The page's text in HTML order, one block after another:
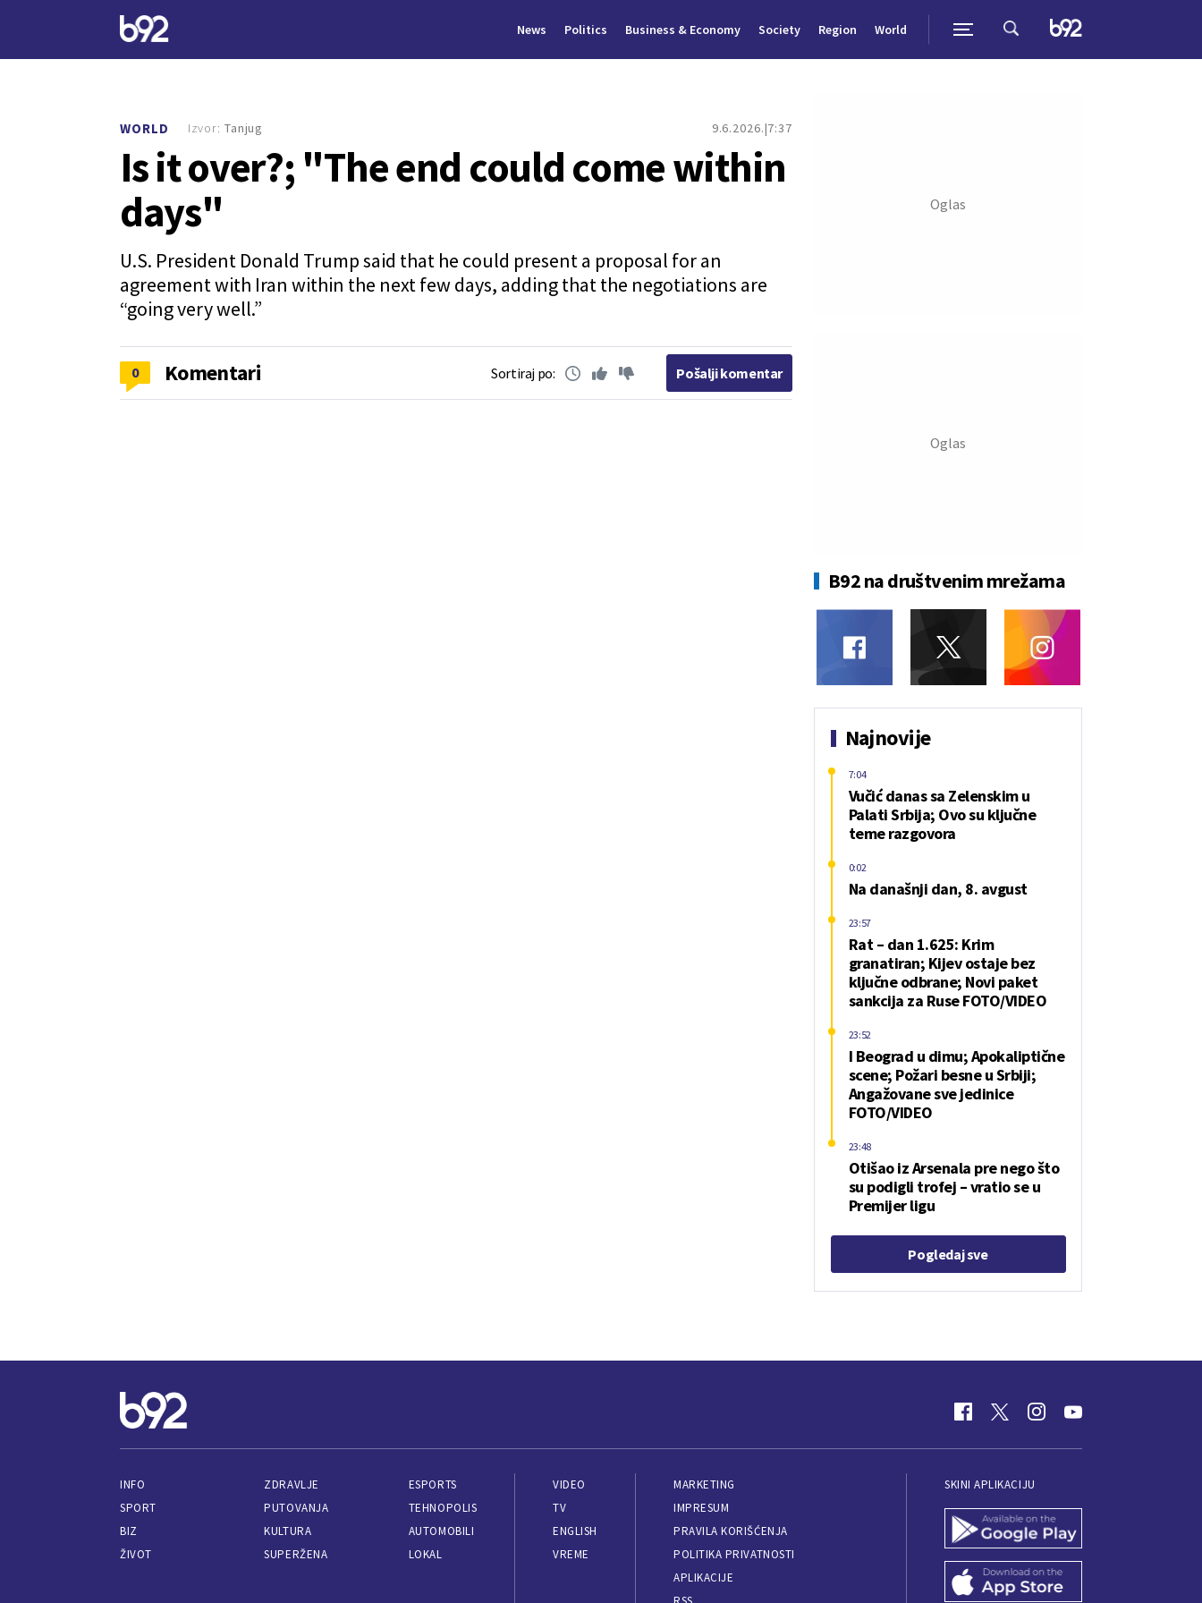
News Politics Business & Economy Society Region World
WORLD 9.6.2026. 7:37
Is it over?; "The end could come within
days"
U.S. President Donald Trump said that he could present a proposal for an
agreement with Iran within the next few days, adding that the negotiations are
“going very well.”
Izvor: Tanjug
0 Komentari Sortiraj po: Pošalji komentar
B92 na društvenim mrežama
Najnovije
Vučić danas sa Zelenskim u
Palati Srbija; Ovo su ključne
teme razgovora
7:04
Na današnji dan, 8. avgust
0:02
Rat – dan 1.625: Krim
granatiran; Kijev ostaje bez
ključne odbrane; Novi paket
sankcija za Ruse FOTO/VIDEO
23:57
I Beograd u dimu; Apokaliptične
scene; Požari besne u Srbiji;
Angažovane sve jedinice
FOTO/VIDEO
23:52
Otišao iz Arsenala pre nego što
su podigli trofej – vratio se u
Premijer ligu
23:48
Pogledaj sve
INFO
SPORT
BIZ
ŽIVOT
ZDRAVLJE
PUTOVANJA
KULTURA
SUPERŽENA
ESPORTS
TEHNOPOLIS
AUTOMOBILI
LOKAL
VIDEO
TV
ENGLISH
VREME
MARKETING
IMPRESUM
PRAVILA KORIŠĆENJA
POLITIKA PRIVATNOSTI
APLIKACIJE
SKINI APLIKACIJU